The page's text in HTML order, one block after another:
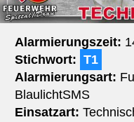
Alarmierungszeit:
Stichwort: T1
Alarmierungsart:
BlaulichtSMS
Einsatzart: